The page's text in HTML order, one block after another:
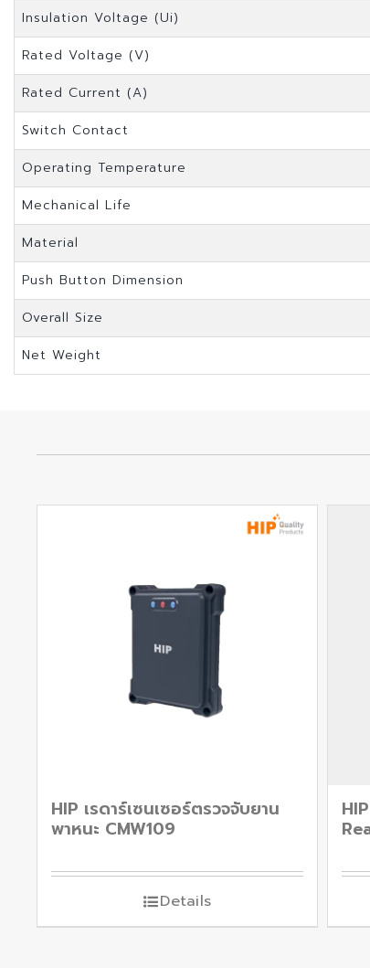
Insulation Voltage (Ui)
Rated Voltage (V)
Rated Current (A)
Switch Contact
Operating Temperature
Mechanical Life
Material
Push Button Dimension
Overall Size
Net Weight
HIP เรดาร์เซนเซอร์ตรวจจับยาน
พาหนะ CMW109
Details